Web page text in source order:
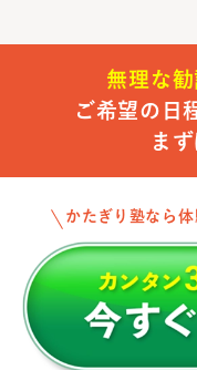
無理な
ご希望の日
ま
かたぎり塾なら